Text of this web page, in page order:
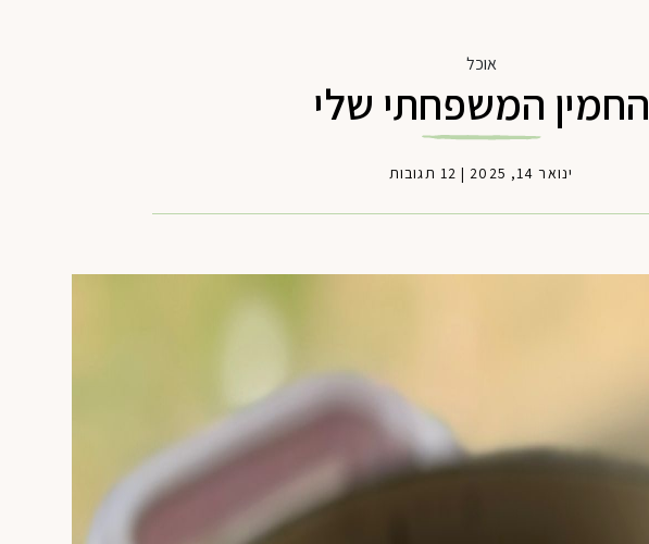
אוכל
החמין המשפחתי שלי
ינואר 14, 2025 |12 תגובות